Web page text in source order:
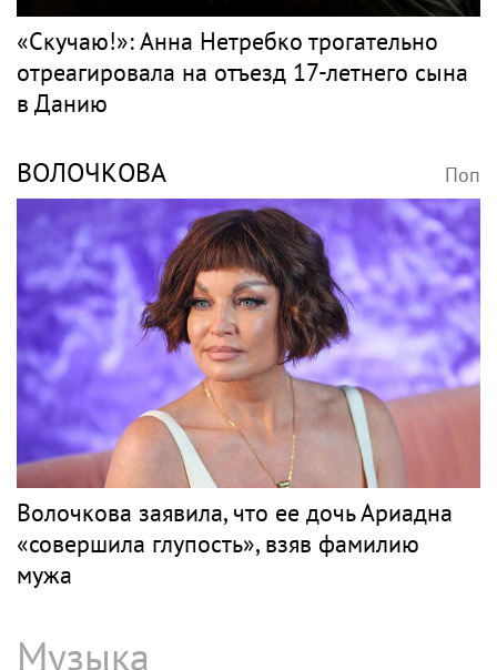
Певец Александр Розенбаум назвал
Любовь Орлову настоящей звездой
Классика
НЕТРЕБКО Поп